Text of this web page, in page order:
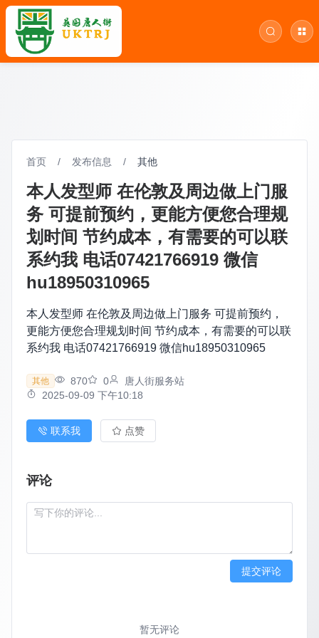
首页 / 发布信息 / 其他
本人发型师 在伦敦及周边做上门服
务 可提前预约，更能方便您合理规
划时间 节约成本，有需要的可以联
系约我 电话07421766919 微信
hu18950310965
本人发型师 在伦敦及周边做上门服务 可提前预约，
更能方便您合理规划时间 节约成本，有需要的可以联
系约我 电话07421766919 微信hu18950310965
其他 870 0
唐人街服务站
2025-09-09 下午10:18
联系我 点赞
评论
提交评论
暂无评论